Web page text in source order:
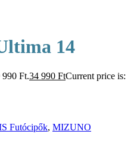
14
Ft.34 990 FtCurrent price is:
Futócipők, MIZUNO